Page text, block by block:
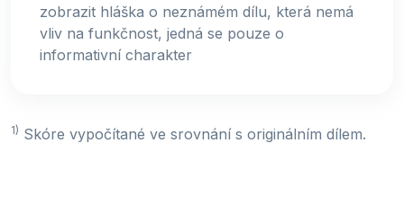
zobrazit hláška o neznámém dílu, která nemá
vliv na funkčnost, jedná se pouze o
informativní charakter
1) Skóre vypočítané ve srovnání s originálním dílem.